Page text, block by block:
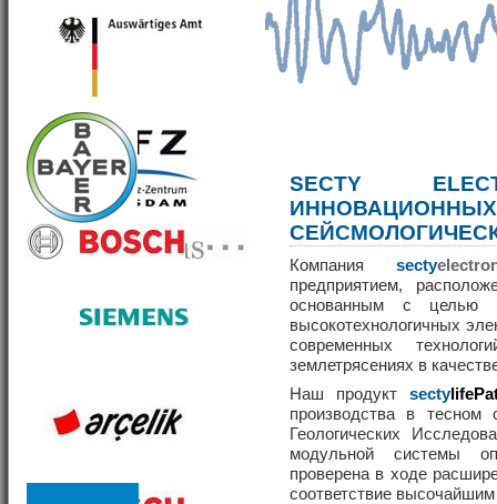
SECTY
Компания secty
предприятием,
основанным с целью
высокотехнологичных
современных
землетрясениях в
Наш продукт secty
производства в тесном
Геологических
модульной системы
проверена в ходе
соответствие